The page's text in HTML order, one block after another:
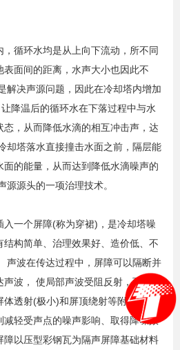
循环水均是从上向下流动，所不同
面间的距离，水声大小也因此不
解决声源问题，因此在冷却塔内增加
降温后的循环水在下落过程中与水
，从而降低水滴的相互冲击声，达
却塔落水直接撞击水面之前，隔层能
的能量，从而达到降低水滴噪声的
源头的一项治理技术。
一个屏障(称为穿裙)，是冷却塔噪
构简单、治理效果好、造价低、不
声波在传达过程中，屏障可以隔断并
波， 使局部声波受阻反射，而局部
透射(极小)和屏顶绕射等附加衰减
轻受声点的噪声影响、取得降噪效
以压型彩钢瓦为隔声屏障基础材料